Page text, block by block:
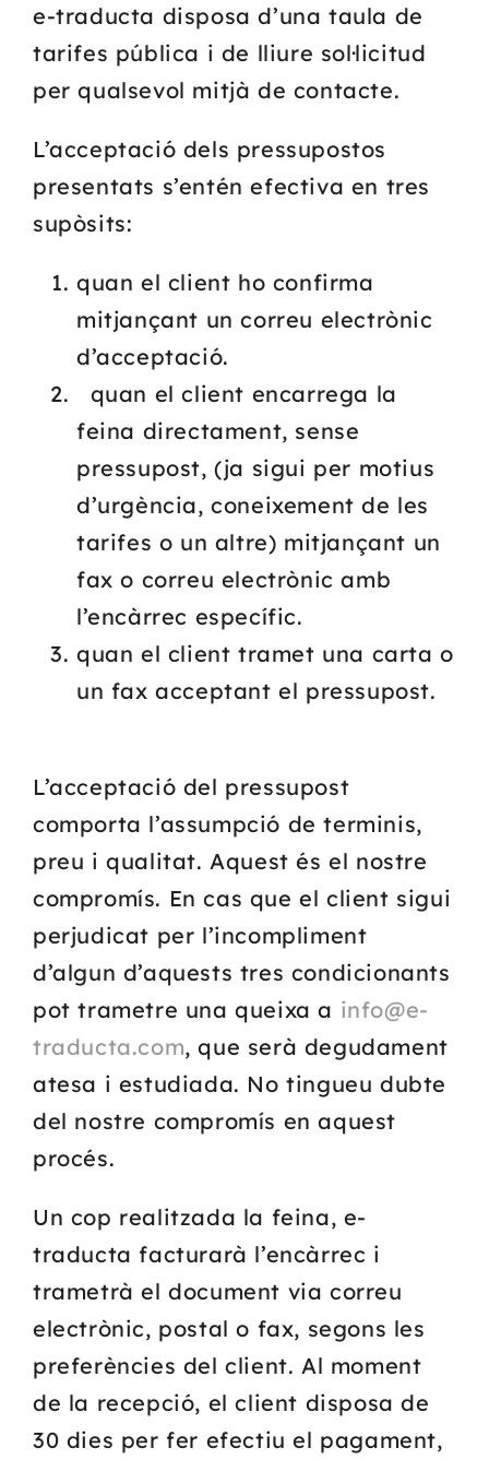
Serveis
Blog
Contacte
e-traducta disposa d’una taula de
tarifes pública i de lliure sol·licitud
per qualsevol mitjà de contacte.
L’acceptació dels pressupostos
presentats s’entén efectiva en tres
supòsits:
quan el client ho confirma
mitjançant un correu electrònic
d’acceptació.
quan el client encarrega la
feina directament, sense
pressupost, (ja sigui per motius
d’urgència, coneixement de les
tarifes o un altre) mitjançant un
fax o correu electrònic amb
l’encàrrec específic.
quan el client tramet una carta o
un fax acceptant el pressupost.
L’acceptació del pressupost
comporta l’assumpció de terminis,
preu i qualitat. Aquest és el nostre
compromís. En cas que el client sigui
perjudicat per l’incompliment
d’algun d’aquests tres condicionants
pot trametre una queixa a info@e-
traducta.com, que serà degudament
atesa i estudiada. No tingueu dubte
del nostre compromís en aquest
procés.
Un cop realitzada la feina, e-
traducta facturarà l’encàrrec i
trametrà el document via correu
electrònic, postal o fax, segons les
preferències del client. Al moment
de la recepció, el client disposa de
30 dies per fer efectiu el pagament,